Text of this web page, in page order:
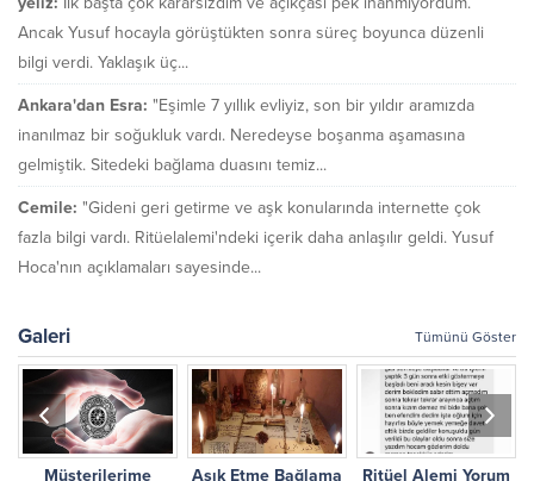
Ancak Yusuf hocayla görüştükten sonra süreç boyunca düzenli
bilgi verdi. Yaklaşık üç...
Ankara'dan Esra: "Eşimle 7 yıllık evliyiz, son bir yıldır aramızda
inanılmaz bir soğukluk vardı. Neredeyse boşanma aşamasına
gelmiştik. Sitedeki bağlama duasını temiz...
Cemile: "Gideni geri getirme ve aşk konularında internette çok
fazla bilgi vardı. Ritüelalemi'ndeki içerik daha anlaşılır geldi. Yusuf
Hoca'nın açıklamaları sayesinde...
Galeri Tümünü Göster
Müşterilerime Aşık Etme Bağlama Ritüel Alemi Yorum